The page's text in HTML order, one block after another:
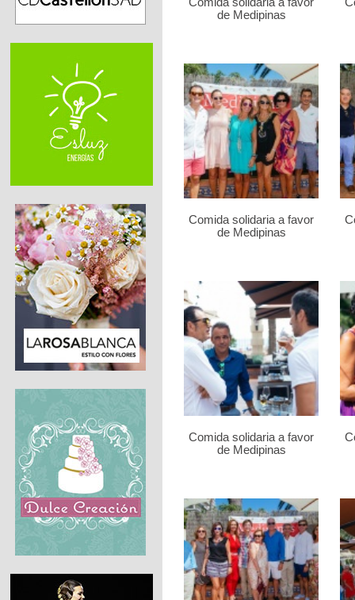
Comida solidaria a favor
de Medipinas
Comida solidaria a favor
de Medipinas
Comida solidaria a favor
de Medipinas